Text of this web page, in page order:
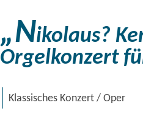
„Nikolaus?
Orgelkonzert
Klassisches Konzert / Oper